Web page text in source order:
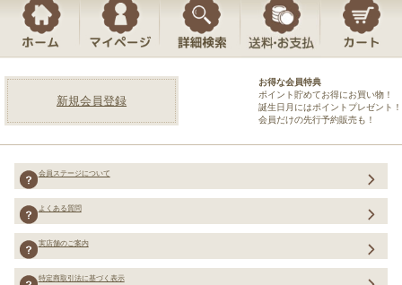
新規会員登録
お得な会員特典
ポイント貯めてお得にお買い物！
誕生日月にはポイントプレゼント！
会員だけの先行予約販売も！
会員ステージについて
よくある質問
実店舗のご案内
特定商取引法に基づく表示